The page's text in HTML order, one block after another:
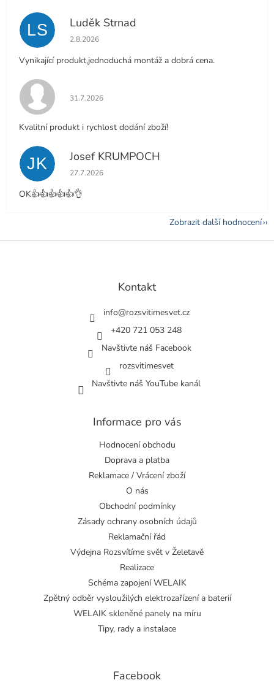
LS Luděk Strnad
Hodnocení obchodu je 5 z 5 hvězdiček.
2.8.2026
Vynikající produkt,jednoduchá montáž a dobrá cena.
Hodnocení obchodu je 5 z 5 hvězdiček.
31.7.2026
Kvalitní produkt i rychlost dodání zboží!
JK Josef KRUMPOCH
Hodnocení obchodu je 5 z 5 hvězdiček.
27.7.2026
OK👍👍👍👍👍👌
Zobrazit další hodnocení
Z
Kontakt
info@rozsvitimesvet.cz
+420 721 053 248
Navštivte náš Facebook
rozsvitimesvet
Navštivte náš YouTube kanál
Informace pro vás
Hodnocení obchodu
Doprava a platba
Reklamace / Vrácení zboží
O nás
Obchodní podmínky
Zásady ochrany osobních údajů
Reklamační řád
Výdejna Rozsvítíme svět v Želetavě
Realizace
Schéma zapojení WELAIK
Zpětný odběr vysloužilých elektrozařízení a baterií
WELAIK skleněné panely na míru
Tipy, rady a instalace
Facebook